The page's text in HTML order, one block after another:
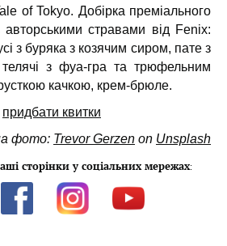
of Tokyo. Добірка преміального
авторськими стравами від Fenix:
з буряка з козячим сиром, пате з
з фуа-гра та трюфельним
качкою, крем-брюле.
придбати квитки
фото: Trevor Gerzen on Unsplash
сторінки у соціальних мережах: